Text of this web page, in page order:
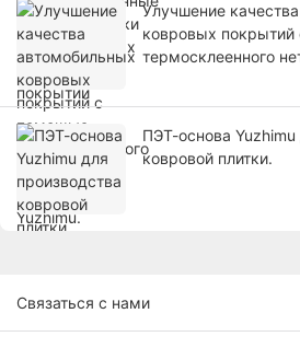
Улучшение
ковровых
термосклеенного
ПЭТ-основа
ковровой плитки.
Связаться с нами